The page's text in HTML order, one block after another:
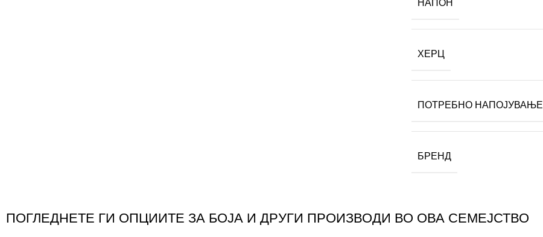
НАПОН
ХЕРЦ
ПОТРЕБНО НАПОЈУВАЊЕ
БРЕНД
ПОГЛЕДНЕТЕ ГИ ОПЦИИТЕ ЗА БОЈА И ДРУГИ ПРОИЗВОДИ ВО ОВА СЕМЕЈСТВО